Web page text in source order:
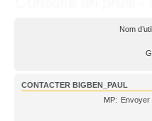
Nom
CONTACTER BIGBEN_PAUL
MP: Envoyer